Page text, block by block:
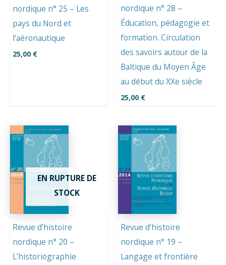
nordique n° 25 – Les
pays du Nord et
l’aéronautique
25,00 €
nordique n° 28 –
Éducation, pédagogie et
formation. Circulation
des savoirs autour de la
Baltique du Moyen Âge
au début du XXe siècle
25,00 €
EN RUPTURE DE
STOCK
Revue d’histoire
nordique n° 20 –
L’historiographie
Revue d’histoire
nordique n° 19 –
Langage et frontière